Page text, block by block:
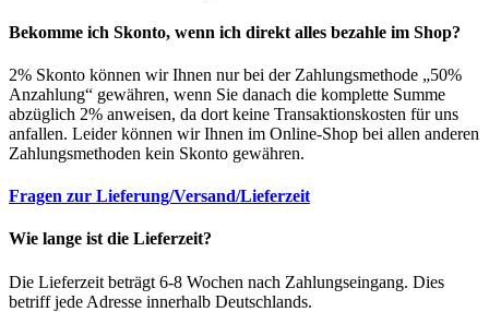
Bekomme ich Skonto, wenn ich direkt alles bezahle im Shop?
2% Skonto können wir Ihnen nur bei der Zahlungsmethode „50%
Anzahlung“ gewähren, wenn Sie danach die komplette Summe
abzüglich 2% anweisen, da dort keine Transaktionskosten für uns
anfallen. Leider können wir Ihnen im Online-Shop bei allen anderen
Zahlungsmethoden kein Skonto gewähren.
Fragen zur Lieferung/Versand/Lieferzeit
Wie lange ist die Lieferzeit?
Die Lieferzeit beträgt 6-8 Wochen nach Zahlungseingang. Dies
betriff jede Adresse innerhalb Deutschlands.